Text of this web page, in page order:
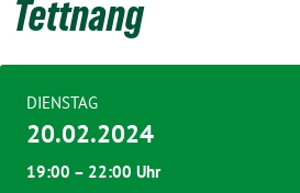
Tettnang
DIENSTAG
20.02.2024
19:00 – 22:00 Uhr